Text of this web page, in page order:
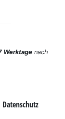
Werktage nach
Datenschutz